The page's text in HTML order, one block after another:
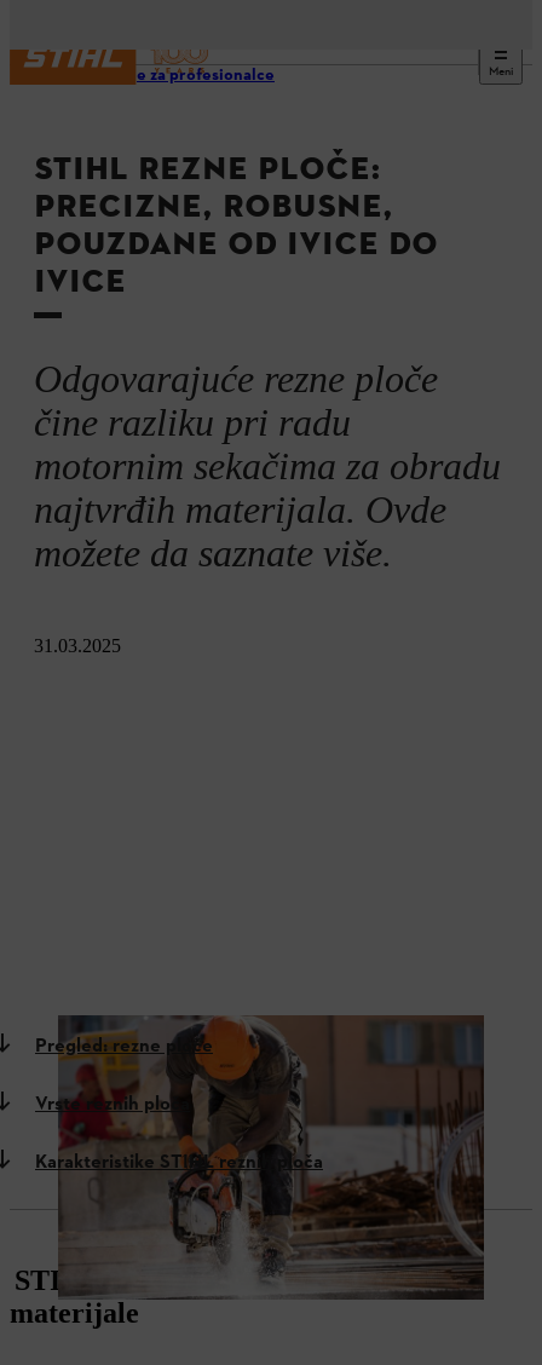
Meni
Inovacije za profesionalce
STIHL REZNE PLOČE:
PRECIZNE, ROBUSNE,
POUZDANE OD IVICE DO
IVICE
Odgovarajuće rezne ploče
čine razliku pri radu
motornim sekačima za obradu
najtvrđih materijala. Ovde
možete da saznate više.
31.03.2025
Pregled: rezne ploče
Vrste reznih ploča
Karakteristike STIHL reznih ploča
STIHL rezne ploče – seku najtvrđe
materijale